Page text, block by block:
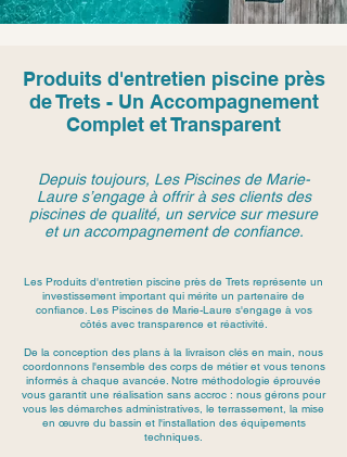
Produits d'entretien piscine près
de Trets - Un Accompagnement
Complet et Transparent
Depuis toujours, Les Piscines de Marie-
Laure s’engage à offrir à ses clients des
piscines de qualité, un service sur mesure
et un accompagnement de confiance.
Les Produits d'entretien piscine près de Trets représente un
investissement important qui mérite un partenaire de
confiance. Les Piscines de Marie-Laure s'engage à vos
côtés avec transparence et réactivité.
De la conception des plans à la livraison clés en main, nous
coordonnons l'ensemble des corps de métier et vous tenons
informés à chaque avancée. Notre méthodologie éprouvée
vous garantit une réalisation sans accroc : nous gérons pour
vous les démarches administratives, le terrassement, la mise
en œuvre du bassin et l'installation des équipements
techniques.